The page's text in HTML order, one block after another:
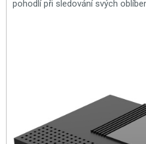
pohodlí při sledování svých